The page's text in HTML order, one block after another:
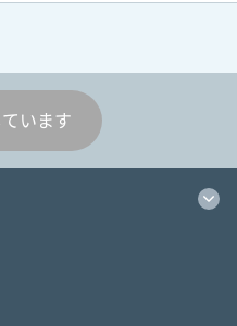
います